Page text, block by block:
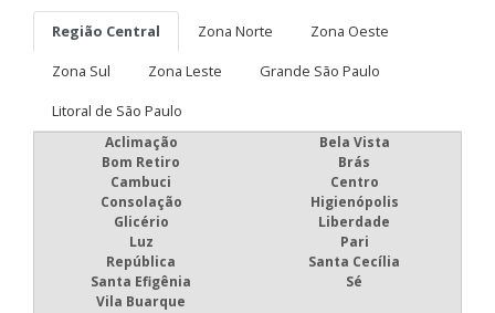
Região Central Zona Norte
Zona Oeste
Zona Sul
Zona Leste
Grande São Paulo
Litoral de São Paulo
Aclimação
Bela Vista
Bom Retiro
Brás
Cambuci
Centro
Consolação
Higienópolis
Glicério
Liberdade
Luz
Pari
República
Santa Cecília
Santa Efigênia
Sé
Vila Buarque